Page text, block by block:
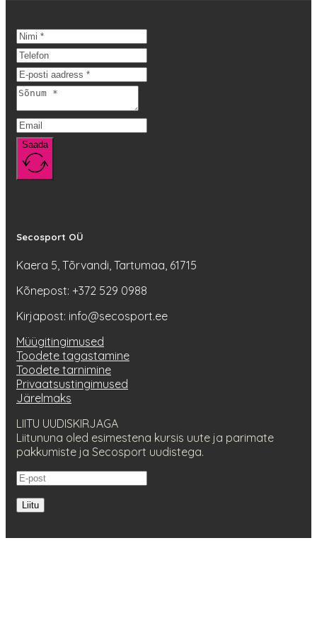
Saada
Secosport OÜ
Kaera 5, Tõrvandi, Tartumaa, 61715
Kõnepost: +372 529 0988
Kirjapost: info@secosport.ee
Müügitingimused
Toodete tagastamine
Toodete tarnimine
Privaatsustingimused
Järelmaks
LIITU UUDISKIRJAGA
Liitununa oled esimestena kursis uute ja parimate
pakkumiste ja Secosport uudistega.
Liitu